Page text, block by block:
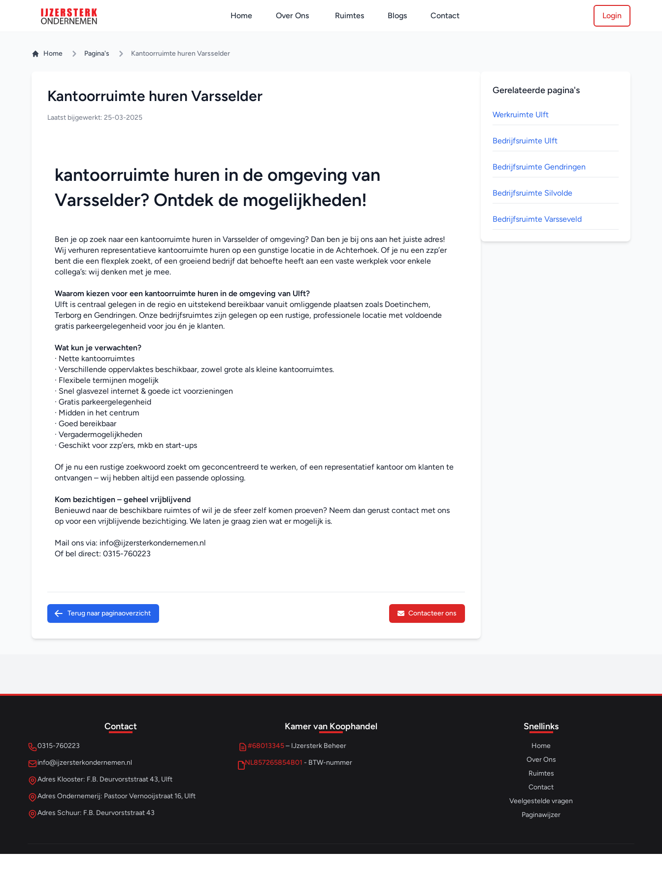
Home Over Ons Ruimtes Blogs Contact Login
Home Pagina's Kantoorruimte huren Varsselder
Kantoorruimte huren Varsselder
Laatst bijgewerkt: 25-03-2025
kantoorruimte huren in de omgeving van
Varsselder? Ontdek de mogelijkheden!
Ben je op zoek naar een kantoorruimte huren in Varsselder of omgeving? Dan ben je bij ons aan het juiste adres!
Wij verhuren representatieve kantoorruimte huren op een gunstige locatie in de Achterhoek. Of je nu een zzp’er
bent die een flexplek zoekt, of een groeiend bedrijf dat behoefte heeft aan een vaste werkplek voor enkele
collega’s: wij denken met je mee.
Waarom kiezen voor een kantoorruimte huren in de omgeving van Ulft?
Ulft is centraal gelegen in de regio en uitstekend bereikbaar vanuit omliggende plaatsen zoals Doetinchem,
Terborg en Gendringen. Onze bedrijfsruimtes zijn gelegen op een rustige, professionele locatie met voldoende
gratis parkeergelegenheid voor jou én je klanten.
Wat kun je verwachten?
· Nette kantoorruimtes
· Verschillende oppervlaktes beschikbaar, zowel grote als kleine kantoorruimtes.
· Flexibele termijnen mogelijk
· Snel glasvezel internet & goede ict voorzieningen
· Gratis parkeergelegenheid
· Midden in het centrum
· Goed bereikbaar
· Vergadermogelijkheden
· Geschikt voor zzp’ers, mkb en start-ups
Of je nu een rustige zoekwoord zoekt om geconcentreerd te werken, of een representatief kantoor om klanten te
ontvangen – wij hebben altijd een passende oplossing.
Kom bezichtigen – geheel vrijblijvend
Benieuwd naar de beschikbare ruimtes of wil je de sfeer zelf komen proeven? Neem dan gerust contact met ons
op voor een vrijblijvende bezichtiging. We laten je graag zien wat er mogelijk is.
Mail ons via: info@ijzersterkondernemen.nl
Of bel direct: 0315-760223
Terug naar paginaoverzicht Contacteer ons
Gerelateerde pagina's
Werkruimte Ulft
Bedrijfsruimte Ulft
Bedrijfsruimte Gendringen
Bedrijfsruimte Silvolde
Bedrijfsruimte Varsseveld
Contact
0315-760223
info@ijzersterkondernemen.nl
Adres Klooster: F.B. Deurvorststraat 43, Ulft
Adres Ondernemerij: Pastoor Vernooijstraat 16, Ulft
Adres Schuur: F.B. Deurvorststraat 43
Kamer van Koophandel
#68013345– IJzersterk Beheer
NL857265854B01 - BTW-nummer
Snellinks
Home
Over Ons
Ruimtes
Contact
Veelgestelde vragen
Paginawijzer